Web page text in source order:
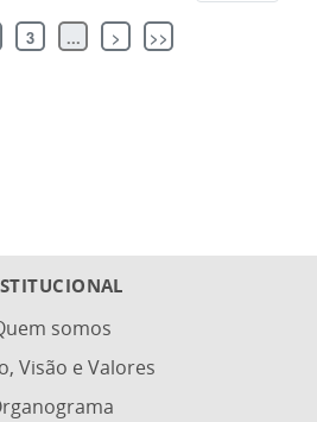
3 ... > >>
somos
Visão e Valores